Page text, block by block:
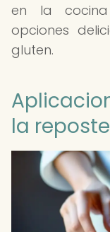
en la
opciones
gluten.
la